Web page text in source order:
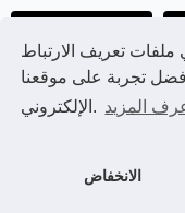
ملفات تعريف الارتباط
تجربة على موقعنا
الإلكتروني. المزيد
الانخفاض